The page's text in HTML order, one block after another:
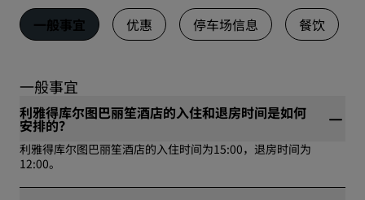
一般事宜 优惠 停车场信息 餐饮
一般事宜
利雅得库尔图巴丽笙酒店的入住和退房时间是如何
安排的？
利雅得库尔图巴丽笙酒店的入住时间为15:00，退房时间为
12:00。